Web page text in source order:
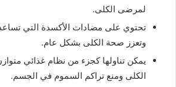
لمرضى الكلى.
تحتوي على مضادات الأكسدة التي تساعد
وتعزز صحة الكلى بشكل عام.
يمكن تناولها كجزء من نظام غذائي
الكلى ومنع تراكم السموم في الجسم.